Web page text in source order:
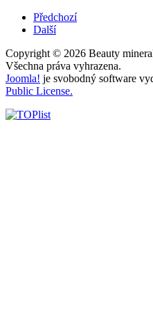
Předchozí
Další
Copyright © 2026 Beauty
Všechna práva vyhrazena.
Joomla! je svobodný software
Public License.